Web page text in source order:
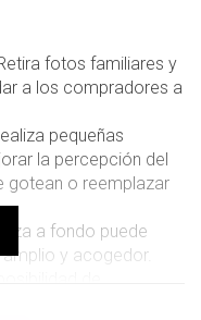
fotos familiares y
a los compradores a
pequeñas
la percepción del
gotean o reemplazar
a fondo puede
y acogedor.
para resaltar sus